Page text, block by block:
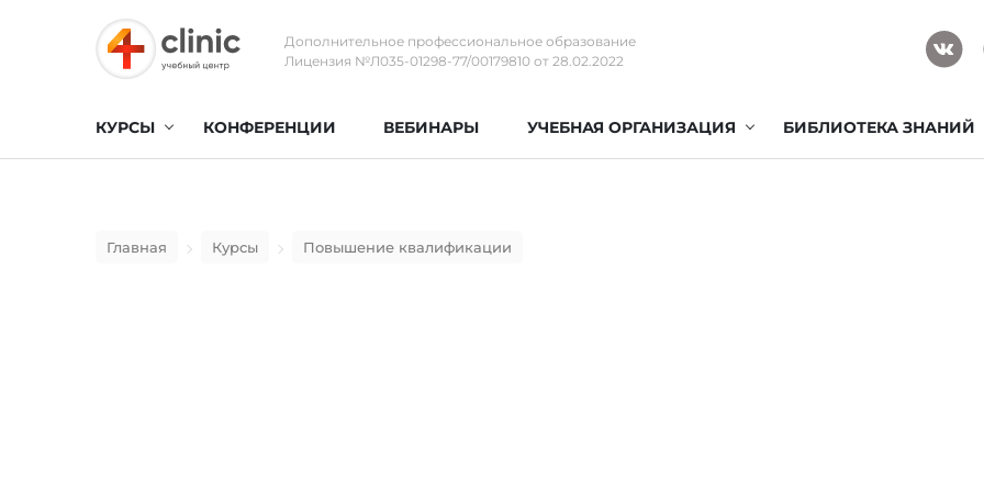
Дополнительное профессиональное образование
Лицензия №Л035-01298-77/00179810 от 28.02.2022
КУРСЫ КОНФЕРЕНЦИИ ВЕБИНАРЫ УЧЕБНАЯ ОРГАНИЗАЦИЯ БИБЛИОТЕКА ЗНАНИЙ
Главная Курсы Повышение квалификации